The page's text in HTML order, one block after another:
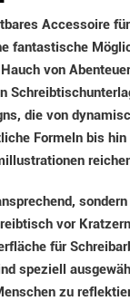
Accessoire
fantastische
von
die von
Formeln bis hin
sondern
vor
für
speziell
zu